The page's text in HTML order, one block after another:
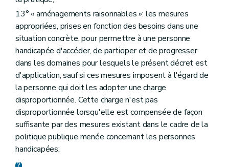
13° « aménagements raisonnables »: les mesures
appropriées, prises en fonction des besoins dans une
situation concrète, pour permettre à une personne
handicapée d'accéder, de participer et de progresser
dans les domaines pour lesquels le présent décret est
d'application, sauf si ces mesures imposent à l'égard de
la personne qui doit les adopter une charge
disproportionnée. Cette charge n'est pas
disproportionnée lorsqu'elle est compensée de façon
suffisante par des mesures existant dans le cadre de la
politique publique menée concernant les personnes
handicapées;